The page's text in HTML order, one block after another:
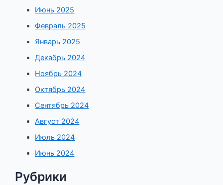
Июнь 2025
Февраль 2025
Январь 2025
Декабрь 2024
Ноябрь 2024
Октябрь 2024
Сентябрь 2024
Август 2024
Июль 2024
Июнь 2024
Рубрики